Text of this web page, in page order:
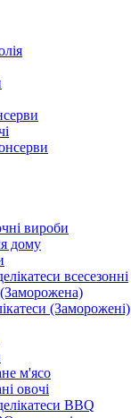
вироби
дому
всесезонні
(Заморожена)
(Заморожені)
м'ясо
овочі
BBQ